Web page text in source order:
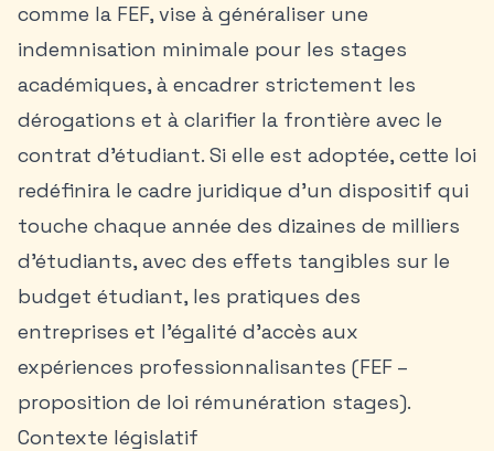
comme la FEF, vise à généraliser une
indemnisation minimale pour les stages
académiques, à encadrer strictement les
dérogations et à clarifier la frontière avec le
contrat d’étudiant. Si elle est adoptée, cette loi
redéfinira le cadre juridique d’un dispositif qui
touche chaque année des dizaines de milliers
d’étudiants, avec des effets tangibles sur le
budget étudiant, les pratiques des
entreprises et l’égalité d’accès aux
expériences professionnalisantes (FEF –
proposition de loi rémunération stages).
Contexte législatif